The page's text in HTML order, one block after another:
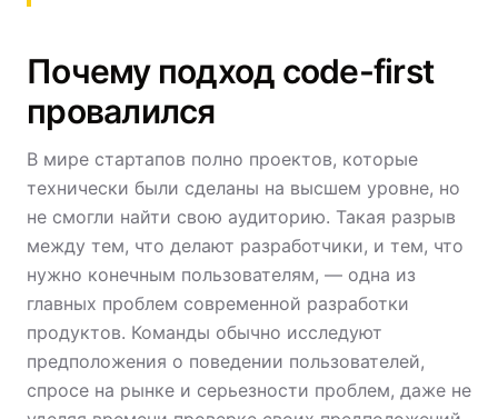
Почему подход code-first
провалился
В мире стартапов полно проектов, которые
технически были сделаны на высшем уровне, но
не смогли найти свою аудиторию. Такая разрыв
между тем, что делают разработчики, и тем, что
нужно конечным пользователям, — одна из
главных проблем современной разработки
продуктов. Команды обычно исследуют
предположения о поведении пользователей,
спросе на рынке и серьезности проблем, даже не